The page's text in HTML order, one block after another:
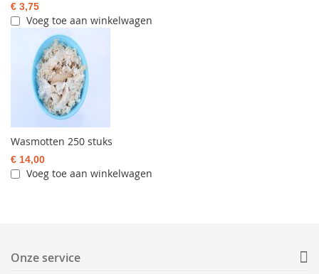
€ 3,75
Voeg toe aan winkelwagen
Wasmotten 250 stuks
€ 14,00
Voeg toe aan winkelwagen
Onze service